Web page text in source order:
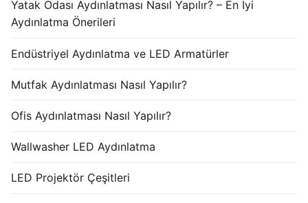
Yatak Odası Aydınlatması Nasıl Yapılır? – En İyi
Aydınlatma Önerileri
Endüstriyel Aydınlatma ve LED Armatürler
Mutfak Aydınlatması Nasıl Yapılır?
Ofis Aydınlatması Nasıl Yapılır?
Wallwasher LED Aydınlatma
LED Projektör Çeşitleri